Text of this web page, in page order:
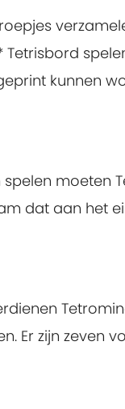
kunnen
moeten
dat aan het
Er zijn zeven